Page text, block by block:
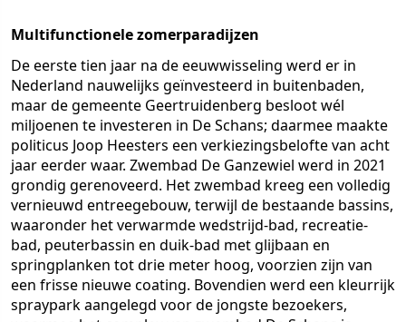
Multifunctionele zomerparadijzen
De eerste tien jaar na de eeuwwisseling werd er in
Nederland nauwelijks geïnvesteerd in buitenbaden,
maar de gemeente Geertruidenberg besloot wél
miljoenen te investeren in De Schans; daarmee maakte
politicus Joop Heesters een verkiezingsbelofte van acht
jaar eerder waar. Zwembad De Ganzewiel werd in 2021
grondig gerenoveerd. Het zwembad kreeg een volledig
vernieuwd entreegebouw, terwijl de bestaande bassins,
waaronder het verwarmde wedstrijd-bad, recreatie-
bad, peuterbassin en duik-bad met glijbaan en
springplanken tot drie meter hoog, voorzien zijn van
een frisse nieuwe coating. Bovendien werd een kleurrijk
spraypark aangelegd voor de jongste bezoekers,